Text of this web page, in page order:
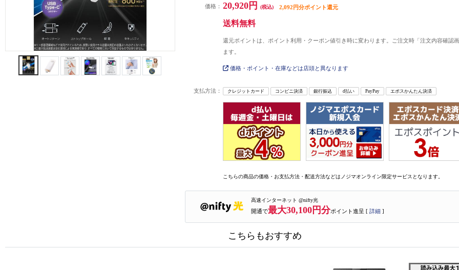
価格： 20,920円 (税込) 2,092円分ポイント還元
送料無料
還元ポイントは、ポイント利用・クーポン値引き時に変わります。ご注文時「注文内容確認
ます。
価格・ポイント・在庫などは店頭と異なります
支払方法： クレジットカード コンビニ決済 銀行振込 d払い PayPay エポスかんたん決済
こちらの商品の価格・お支払方法・配送方法などはノジマオンライン限定サービスとなります。
高速インターネット @nifty光
開通で最大30,100円分ポイント進呈 [ 詳細 ]
こちらもおすすめ